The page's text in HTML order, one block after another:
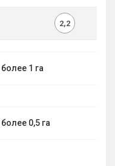
2,2
более 1 га
более 0,5 га